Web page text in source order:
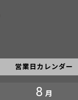
営業日カレンダー
8 月